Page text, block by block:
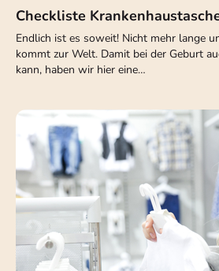
Checkliste
Endlich ist es soweit! Nicht mehr lange
kommt zur Welt. Damit bei der Geburt
kann, haben wir hier eine…